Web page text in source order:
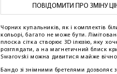
ПОВІДОМИТИ ПРО ЗМІНУ
Чорних купальників, як і комплектів
кольорі, багато не може бути.
плоска сітка створює 3D ілюзію, яку
розглядати, а на магнетичний блиск
Swarovski можна дивитися майже
Бандо зі знімними бретелями дозволяє